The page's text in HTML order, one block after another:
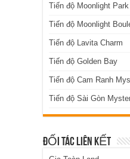
Tiến độ Moonlight
Tiến độ Moonlight
Tiến độ Lavita Charm
Tiến độ Golden Bay
Tiến độ Cam Ranh
Tiến độ Sài Gòn
ĐỐI TÁC LIÊN KẾT